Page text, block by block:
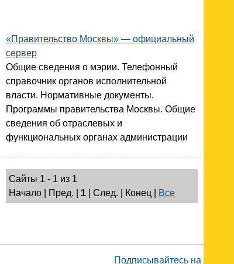
«Правительство Москвы» — официальный
сервер
Общие сведения о мэрии. Телефонный
справочник органов исполнительной
власти. Нормативные документы.
Программы правительства Москвы. Общие
сведения об отраслевых и
функциональных органах администрации
Сайты 1 - 1 из 1
Начало | Пред. | 1 | След. | Конец Все
Подписывайтесь на наш